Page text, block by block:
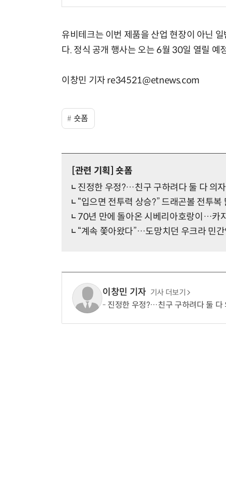
유비테크는 이번 제품을 산업 현장이 아닌
다. 정식 공개 행사는 오는 6월 30일 열릴 예
이창민 기자 re34521@etnews.com
숏폼
[관련 기획] 숏폼
진정한 우정?…친구 구하려다 둘 다 의
“입으면 전투력 상승?” 드래곤볼 전투복
70년 만에 돌아온 시베리아호랑이…카
“계속 쫓아왔다”…도망치던 우크라 민
이창민 기자 기사 더보기
진정한 우정?…친구 구하려다 둘 다